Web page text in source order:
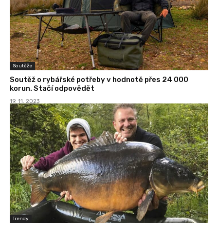
Soutěže
Soutěž o rybářské potřeby v hodnotě přes 24 000
korun. Stačí odpovědět
19. 11. 2023
Trendy